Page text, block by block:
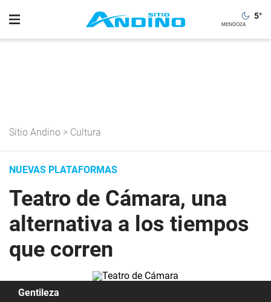
5°
Sitio Andino > Cultura
NUEVAS PLATAFORMAS
Teatro de Cámara, una
alternativa a los tiempos
que corren
Gentileza